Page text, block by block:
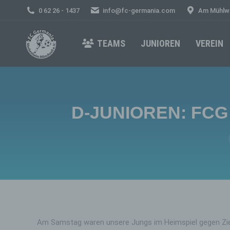
0 62 26 - 1437 info@fc-germania.com Am
TEAMS JUNIOREN VEREIN
D-JUNIOREN:
Am Samstag waren unsere Jungs im Heimspiel gegen